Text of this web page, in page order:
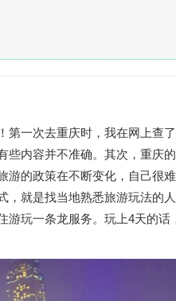
一次去重庆时，我在网上查
内容并不准确。其次，重庆
的政策在不断变化，自己很
就是找当地熟悉旅游玩法的
玩一条龙服务。玩上4天的话